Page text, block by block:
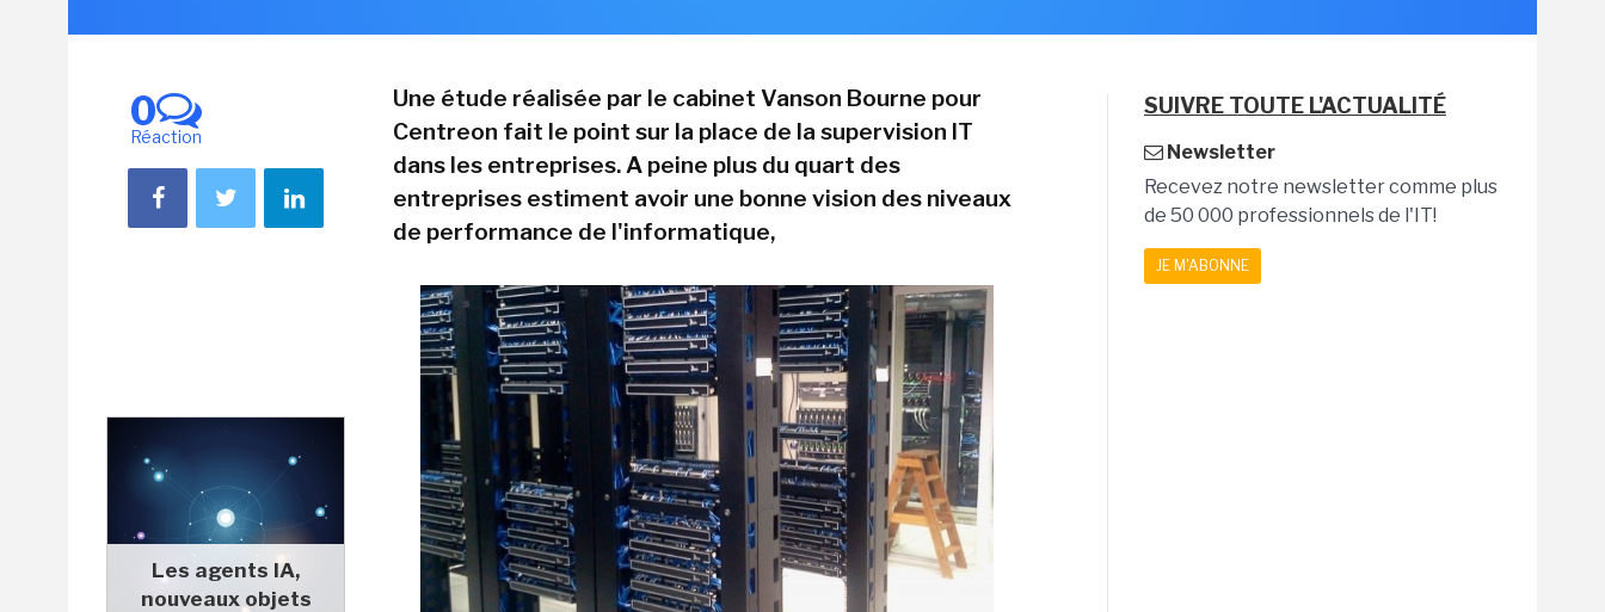
0
Réaction
Les agents IA,
nouveaux objets
Une étude réalisée par le cabinet Vanson Bourne pour
Centreon fait le point sur la place de la supervision IT
dans les entreprises. A peine plus du quart des
entreprises estiment avoir une bonne vision des niveaux
de performance de l'informatique,
SUIVRE TOUTE L'ACTUALITÉ
Newsletter
Recevez notre newsletter comme plus
de 50 000 professionnels de l'IT!
JE M'ABONNE